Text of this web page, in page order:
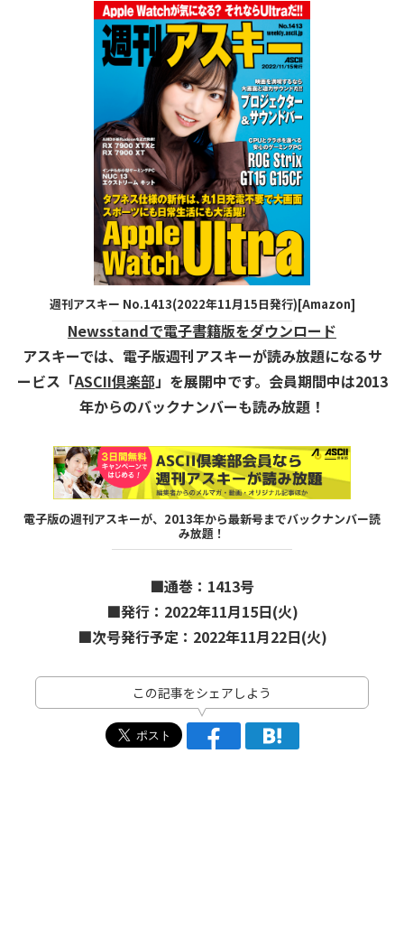
週刊アスキー No.1413(2022年11月15日発行)[Amazon]
Newsstandで電子書籍版をダウンロード
アスキーでは、電子版週刊アスキーが読み放題になるサ
ービス「ASCII倶楽部」を展開中です。会員期間中は2013
年からのバックナンバーも読み放題！
電子版の週刊アスキーが、2013年から最新号までバックナンバー読
み放題！
■通巻：1413号
■発行：2022年11月15日(火)
■次号発行予定：2022年11月22日(火)
この記事をシェアしよう